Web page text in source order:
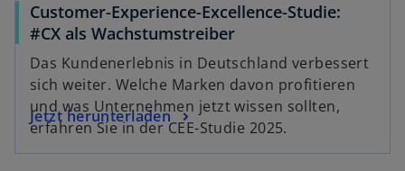
Customer-Experience-Excellence-Studie:
#CX als Wachstumstreiberw
r
i
Das Kundenerlebnis in Deutschland verbessert
sich weiter. Welche Marken davon profitieren
und was Unternehmen jetzt wissen sollten,
erfahren Sie in der CEE-Studie 2025.
Jetzt herunterladen
w
i
r